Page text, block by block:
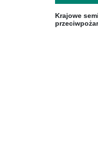
Krajowe